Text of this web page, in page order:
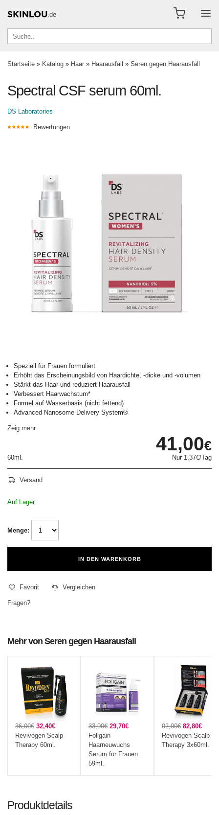
.de
Startseite » Katalog » Haar » Haarausfall » Seren gegen Haarausfall
Spectral CSF serum 60ml.
DS Laboratories
Bewertungen
Speziell für Frauen formuliert
Erhöht das Erscheinungsbild von Haardichte, -dicke und -volumen
Stärkt das Haar und reduziert Haarausfall
Verbessert Haarwachstum*
Formel auf Wasserbasis (nicht fettend)
Advanced Nanosome Delivery System®
Zeig mehr
60ml.
41,00€
Nur 1,37€/Tag
Versand
Auf Lager
Menge:
IN DEN WARENKORB
Favorit Vergleichen
Fragen?
Mehr von Seren gegen Haarausfall
36,00€ 32,40€
Revivogen Scalp
Therapy 60ml.
33,00€ 29,70€
Foligain
Haarneuwuchs
Serum für Frauen
59ml.
92,00€ 82,80€
Revivogen Scalp
Therapy 3x60ml.
Produktdetails